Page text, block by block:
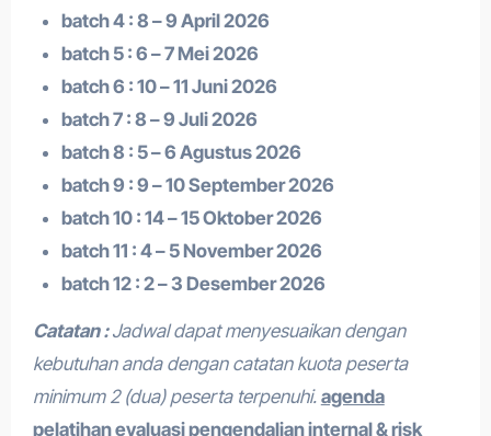
batch 4 : 8 – 9 April 2026
batch 5 : 6 – 7 Mei 2026
batch 6 : 10 – 11 Juni 2026
batch 7 : 8 – 9 Juli 2026
batch 8 : 5 – 6 Agustus 2026
batch 9 : 9 – 10 September 2026
batch 10 : 14 – 15 Oktober 2026
batch 11 : 4 – 5 November 2026
batch 12 : 2 – 3 Desember 2026
Catatan :Jadwal dapat menyesuaikan dengan
kebutuhan anda dengan catatan kuota peserta
minimum 2 (dua) peserta terpenuhi. agenda
pelatihan evaluasi pengendalian internal & risk